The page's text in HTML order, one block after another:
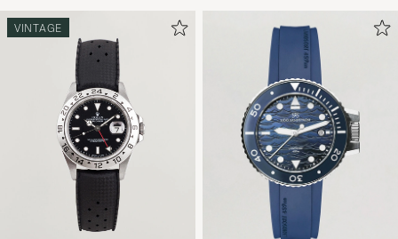
VINTAGE